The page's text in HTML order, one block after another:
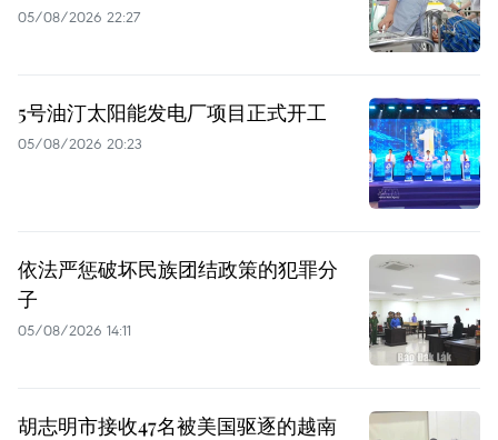
05/08/2026 22:27
5号油汀太阳能发电厂项目正式开工
05/08/2026 20:23
依法严惩破坏民族团结政策的犯罪分
子
05/08/2026 14:11
胡志明市接收47名被美国驱逐的越南